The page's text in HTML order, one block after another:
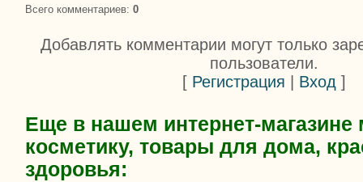
Всего комментариев: 0
Добавлять комментарии могут только
пользователи.
[ Регистрация | Вход ]
Еще в нашем интернет-магазине
косметику, товары для дома,
здоровья: